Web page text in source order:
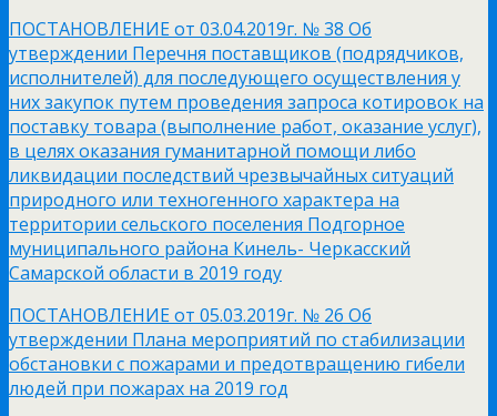
ПОСТАНОВЛЕНИЕ от 03.04.2019г. № 38 Об
утверждении Перечня поставщиков (подрядчиков,
исполнителей) для последующего осуществления у
них закупок путем проведения запроса котировок на
поставку товара (выполнение работ, оказание услуг),
в целях оказания гуманитарной помощи либо
ликвидации последствий чрезвычайных ситуаций
природного или техногенного характера на
территории сельского поселения Подгорное
муниципального района Кинель- Черкасский
Самарской области в 2019 году
ПОСТАНОВЛЕНИЕ от 05.03.2019г. № 26 Об
утверждении Плана мероприятий по стабилизации
обстановки с пожарами и предотвращению гибели
людей при пожарах на 2019 год